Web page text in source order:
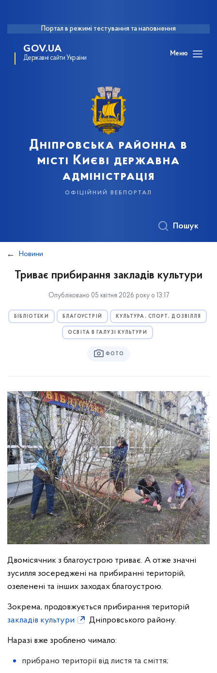
Портал в режимі тестування та наповнення
GOV.UA
Державні сайти України
Меню
Дніпровська районна в
місті Києві державна
адміністрація
офіційний вебпортал
Пошук
Новини
Триває прибирання закладів культури
Опубліковано 05 квітня 2026 року о 13:17
БІБЛІОТЕКИ БЛАГОУСТРІЙ КУЛЬТУРА, СПОРТ, ДОЗВІЛЛЯ
ОСВІТА В ГАЛУЗІ КУЛЬТУРИ
ФОТО
Двомісячник з благоустрою триває. А отже значні
зусилля зосереджені на прибиранні територій,
озеленені та інших заходах благоустрою.
Зокрема, продовжується прибирання територій
закладів культури
Дніпровського району.
Наразі вже зроблено чимало:
прибрано території від листя та сміття;